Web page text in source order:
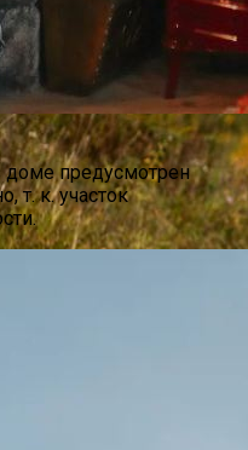
Дня Торгов На
Почти Все
доме предусмотрен
т. к. участок